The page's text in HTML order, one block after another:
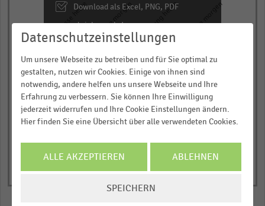
categories.
chart
has
axis
displaying
der
befragten
im Einsatz nicht im Einsatz
Mobile Kasse heuteMobile Kasse morgenBeratung heuteBeratung morgen
© Handelsdaten 2026
End
interactive
chart
Download als Excel, PNG, PDF
… und vieles mehr!
JETZT INFORMIEREN
Datenschutzeinstellungen
Um unsere Webseite zu betreiben und für Sie optimal zu
gestalten, nutzen wir Cookies. Einige von ihnen sind
notwendig, andere helfen uns unsere Webseite und Ihre
Erfahrung zu verbessern. Sie können Ihre Einwilligung
jederzeit widerrufen und Ihre Cookie Einstellungen ändern.
Hier finden Sie eine Übersicht über alle verwendeten Cookies.
ALLE AKZEPTIEREN ABLEHNEN
SPEICHERN